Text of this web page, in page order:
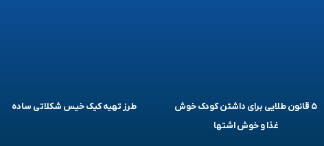
۵ قانون طلایی برای داشتن کودک خوش
غذا و خوش اشتها
طرز تهیه کیک خیس شکلاتی ساده